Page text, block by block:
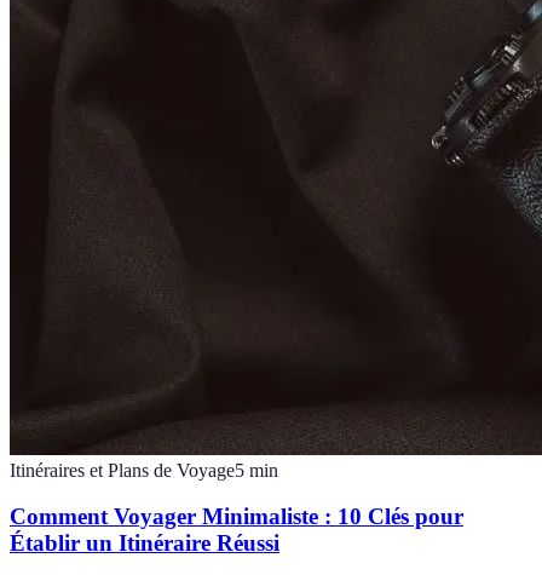
Itinéraires et Plans de Voyage5 min
Comment Voyager Minimaliste : 10 Clés pour
Établir un Itinéraire Réussi